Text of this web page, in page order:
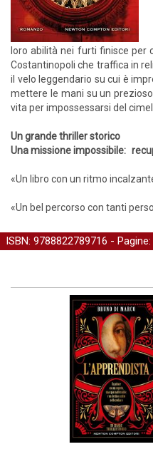
loro abilità nei furti finisce per
Costantinopoli che traffica in
il velo leggendario su cui è
mettere le mani su un
vita per impossessarsi del
Un grande thriller storico
Una missione impossibile:
«Un libro con un ritmo
«Un bel percorso con tanti
ISBN: 9788822789716 -